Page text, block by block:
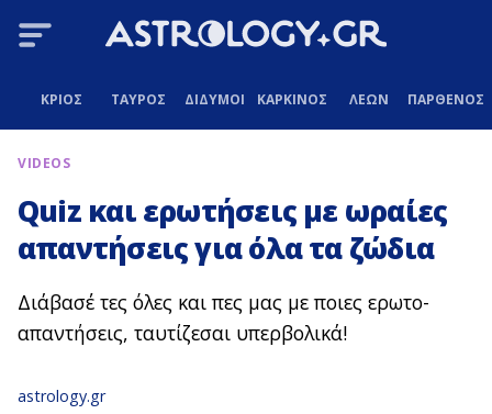
ΚΡΙΟΣ ΤΑΥΡΟΣ ΔΙΔΥΜΟΙ ΚΑΡΚΙΝΟΣ ΛΕΩΝ ΠΑΡΘΕΝΟΣ
VIDEOS
Quiz και ερωτήσεις με ωραίες
απαντήσεις για όλα τα ζώδια
Διάβασέ τες όλες και πες μας με ποιες ερωτο-
απαντήσεις, ταυτίζεσαι υπερβολικά!
astrology.gr